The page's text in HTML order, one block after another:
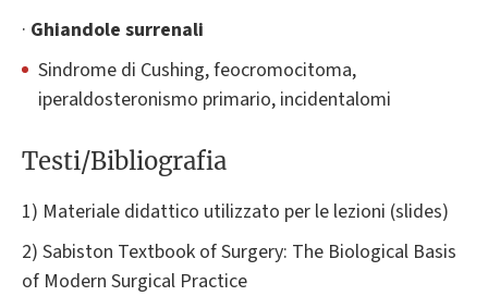
· Ghiandole surrenali
Sindrome di Cushing, feocromocitoma,
iperaldosteronismo primario, incidentalomi
Testi/Bibliografia
1) Materiale didattico utilizzato per le lezioni (slides)
2) Sabiston Textbook of Surgery: The Biological Basis
of Modern Surgical Practice